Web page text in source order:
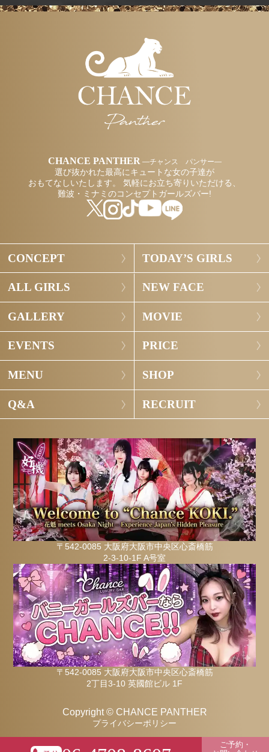
ご予約・
CHANCE PANTHER―チャンス パンサー―
選び抜かれた最高にキュートな女の子達が
おもてなしいたします。
気軽にお立ち寄りいただける、
難波・ミナミのコンセプトガールズバー!
CONCEPT TODAY’S GIRLS
ALL GIRLS NEW FACE
GALLERY MOVIE
EVENTS PRICE
MENU SHOP
Q&A RECRUIT
〒542-0085 大阪府大阪市中央区心斎橋筋
2-3-10-1F A号室
〒542-0085 大阪府大阪市中央区心斎橋筋
2丁目3-10 英國館ビル 1F
Copyright © CHANCE PANTHER
プライバシーポリシー